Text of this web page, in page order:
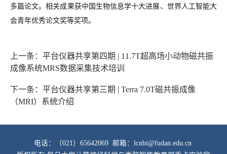
多篇论文。相关成果获中国生物信息学十大进展、世界人工智能大
会青年优秀论文奖等奖项。
上一条：平台仪器共享第四期 | 11.7T超高场小动物磁共振
成像系统MRS数据采集技术培训
下一条：平台仪器共享第三期 | Terra 7.0T磁共振成像
（MRI）系统介绍
电话：（021）65642069 邮箱：lcnbi@fudan.edu.cn